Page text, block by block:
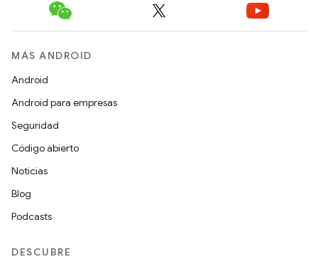
MÁS ANDROID
Android
Android para empresas
Seguridad
Código abierto
Noticias
Blog
Podcasts
DESCUBRE